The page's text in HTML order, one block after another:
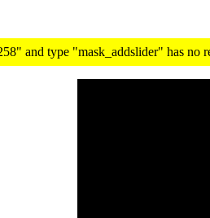
and type "mask_addslider" has no